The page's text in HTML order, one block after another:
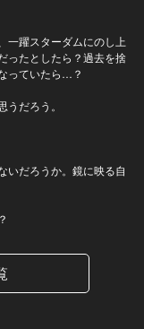
一躍スターダムにのし上
ったとしたら？過去を捨
っていたら…？
だろう。
いだろうか。鏡に映る自